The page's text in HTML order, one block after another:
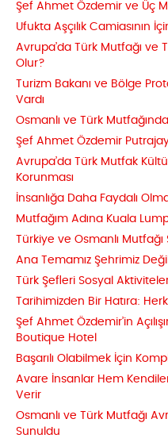
Şef Ahmet Özdemir ve Üç
Ufukta Aşçılık Camiasının
Avrupa’da Türk Mutfağı ve
Olur?
Turizm Bakanı ve Bölge
Vardı
Osmanlı ve Türk
Şef Ahmet Özdemir
Avrupa’da Türk Mutfak
Korunması
İnsanlığa Daha Faydalı
Mutfağım Adına Kuala
Türkiye ve Osmanlı Mutfağı
Ana Temamız Şehrimiz
Türk Şefleri Sosyal
Tarihimizden Bir Hatıra:
Şef Ahmet Özdemir’in
Boutique Hotel
Başarılı Olabilmek İçin
Avare İnsanlar Hem
Verir
Osmanlı ve Türk Mutfağı
Sunuldu